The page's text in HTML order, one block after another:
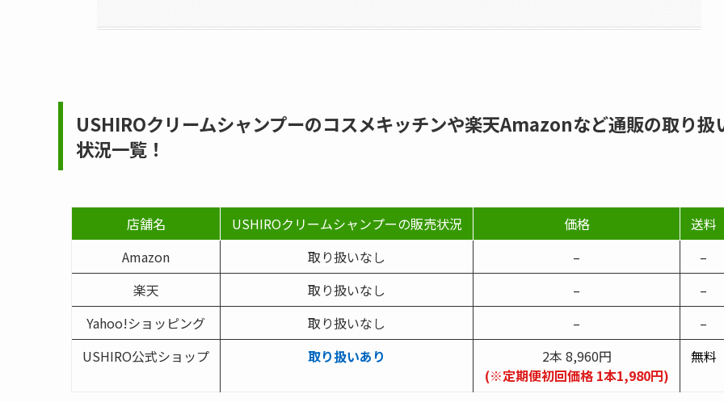
USHIROクリームシャンプーのコスメキッチンや楽天Amazonなど通販の取り扱
状況一覧！
店舗名 USHIROクリームシャンプーの販売状況 価格
送料
Amazon
取り扱いなし –
–
楽天
取り扱いなし –
–
Yahoo!ショッピング
取り扱いなし –
–
USHIRO公式ショップ
取り扱いあり
2本 8,960円
(※定期便初回価格 1本1,980円)
無料